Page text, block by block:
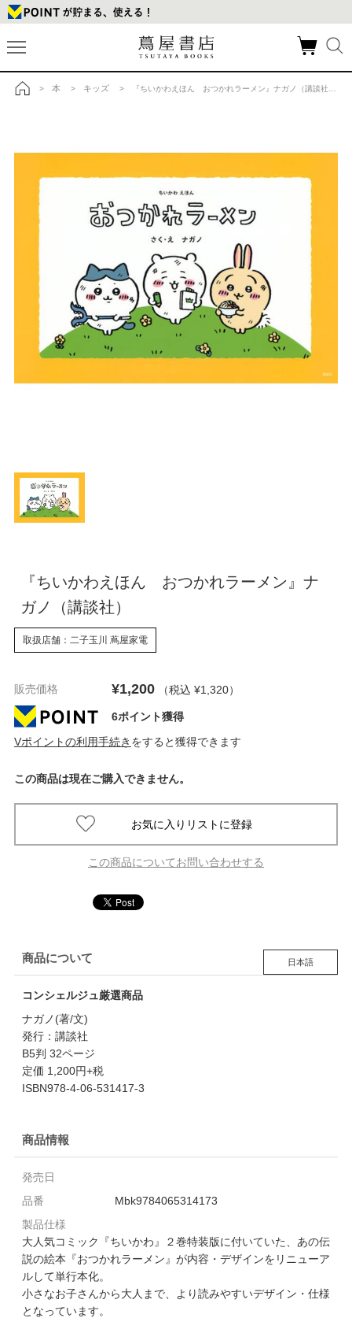
> 本 > キッズ > 『ちいかわえほん おつかれラーメン』ナガノ（講談社）の商品詳細
『ちいかわえほん おつかれラーメン』ナ
ガノ（講談社）
取扱店舗：二子玉川 蔦屋家電
販売価格 ¥1,200 （税込 ¥1,320）
6ポイント獲得
Vポイントの利用手続き をすると獲得できます
この商品は現在ご購入できません。
この商品についてお問い合わせする
商品について 日本語
コンシェルジュ厳選商品
ナガノ(著/文)
発行：講談社
B5判 32ページ
定価 1,200円+税
ISBN978-4-06-531417-3
商品情報
発売日
品番
Mbk9784065314173
製品仕様
大人気コミック『ちいかわ』２巻特装版に付いていた、あの伝
説の絵本『おつかれラーメン』が内容・デザインをリニューア
ルして単行本化。
小さなお子さんから大人まで、より読みやすいデザイン・仕様
となっています。